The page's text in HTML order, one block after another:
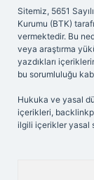
Sitemiz, 5651
Kurumu (BTK)
vermektedir. Bu
veya araştırma
yazdıkları
bu sorumluluğu
Hukuka ve yasal
içerikleri,
ilgili içerikler yasal